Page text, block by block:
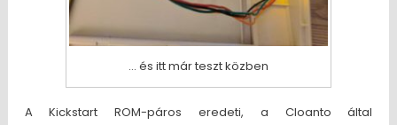
… és itt már teszt közben
A Kickstart ROM-páros eredeti, a Cloanto által